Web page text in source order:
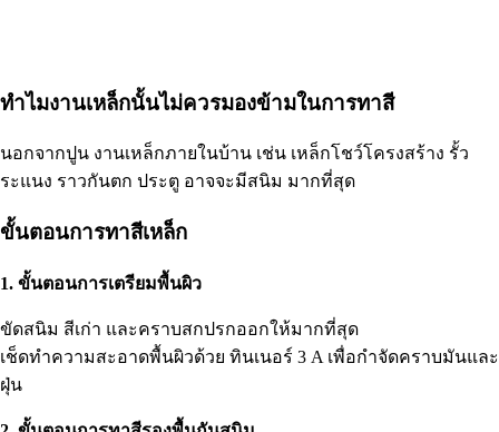
ทำไมงานเหล็กนั้นไม่ควรมองข้ามในการทาสี
นอกจากปูน งานเหล็กภายในบ้าน เช่น เหล็กโชว์โครงสร้าง รั้ว
ระแนง ราวกันตก ประตู อาจจะมีสนิม มากที่สุด
ขั้นตอนการทาสีเหล็ก
1. ขั้นตอนการเตรียมพื้นผิว
ขัดสนิม สีเก่า และคราบสกปรกออกให้มากที่สุด
เช็ดทำความสะอาดพื้นผิวด้วย ทินเนอร์ 3 A เพื่อกำจัดคราบมันและ
ฝุ่น